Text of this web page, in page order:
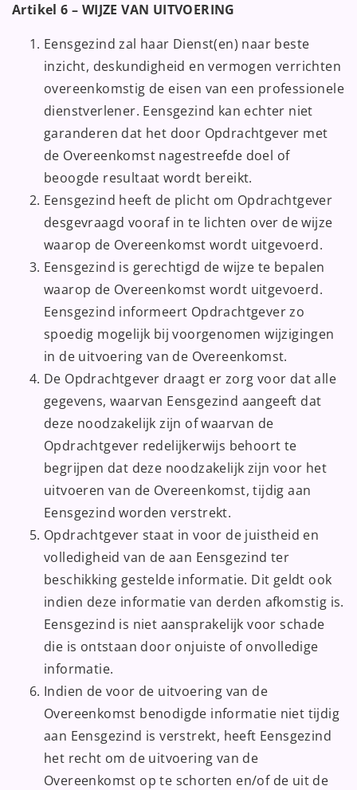
Artikel 6 – WIJZE VAN UITVOERING
Eensgezind zal haar Dienst(en) naar beste
inzicht, deskundigheid en vermogen verrichten
overeenkomstig de eisen van een professionele
dienstverlener. Eensgezind kan echter niet
garanderen dat het door Opdrachtgever met
de Overeenkomst nagestreefde doel of
beoogde resultaat wordt bereikt.
Eensgezind heeft de plicht om Opdrachtgever
desgevraagd vooraf in te lichten over de wijze
waarop de Overeenkomst wordt uitgevoerd.
Eensgezind is gerechtigd de wijze te bepalen
waarop de Overeenkomst wordt uitgevoerd.
Eensgezind informeert Opdrachtgever zo
spoedig mogelijk bij voorgenomen wijzigingen
in de uitvoering van de Overeenkomst.
De Opdrachtgever draagt er zorg voor dat alle
gegevens, waarvan Eensgezind aangeeft dat
deze noodzakelijk zijn of waarvan de
Opdrachtgever redelijkerwijs behoort te
begrijpen dat deze noodzakelijk zijn voor het
uitvoeren van de Overeenkomst, tijdig aan
Eensgezind worden verstrekt.
Opdrachtgever staat in voor de juistheid en
volledigheid van de aan Eensgezind ter
beschikking gestelde informatie. Dit geldt ook
indien deze informatie van derden afkomstig is.
Eensgezind is niet aansprakelijk voor schade
die is ontstaan door onjuiste of onvolledige
informatie.
Indien de voor de uitvoering van de
Overeenkomst benodigde informatie niet tijdig
aan Eensgezind is verstrekt, heeft Eensgezind
het recht om de uitvoering van de
Overeenkomst op te schorten en/of de uit de